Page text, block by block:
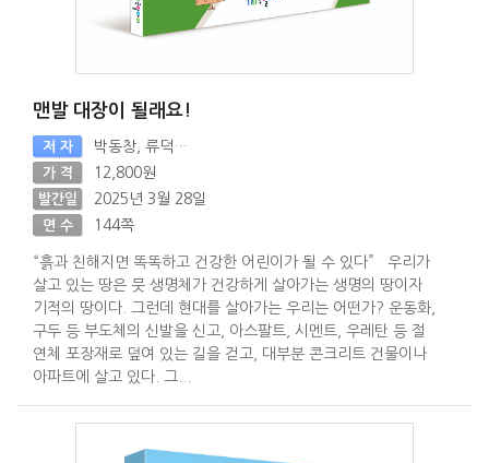
맨발 대장이 될래요!
저 자 박동창, 류덕엽, 임인숙, 전옥희
가 격 12,800원
발간일 2025년 3월 28일
면 수 144쪽
“흙과 친해지면 똑똑하고 건강한 어린이가 될 수 있다” 우리가
살고 있는 땅은 뭇 생명체가 건강하게 살아가는 생명의 땅이자
기적의 땅이다. 그런데 현대를 살아가는 우리는 어떤가? 운동화,
구두 등 부도체의 신발을 신고, 아스팔트, 시멘트, 우레탄 등 절
연체 포장재로 덮여 있는 길을 걷고, 대부분 콘크리트 건물이나
아파트에 살고 있다. 그...